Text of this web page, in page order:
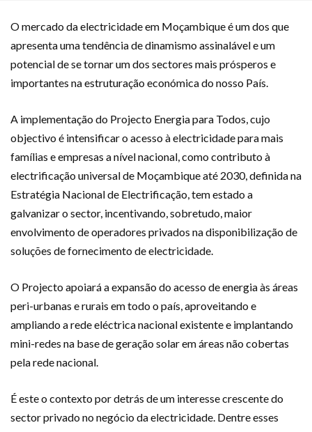
O mercado da electricidade em Moçambique é um dos que
apresenta uma tendência de dinamismo assinalável e um
potencial de se tornar um dos sectores mais prósperos e
importantes na estruturação económica do nosso País.
A implementação do Projecto Energia para Todos, cujo
objectivo é intensificar o acesso à electricidade para mais
famílias e empresas a nível nacional, como contributo à
electrificação universal de Moçambique até 2030, definida na
Estratégia Nacional de Electrificação, tem estado a
galvanizar o sector, incentivando, sobretudo, maior
envolvimento de operadores privados na disponibilização de
soluções de fornecimento de electricidade.
O Projecto apoiará a expansão do acesso de energia às áreas
peri-urbanas e rurais em todo o país, aproveitando e
ampliando a rede eléctrica nacional existente e implantando
mini-redes na base de geração solar em áreas não cobertas
pela rede nacional.
É este o contexto por detrás de um interesse crescente do
sector privado no negócio da electricidade. Dentre esses